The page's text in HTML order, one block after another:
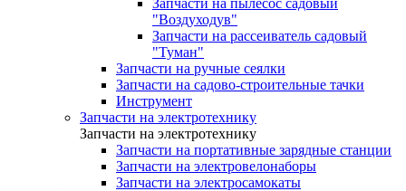
Запчасти на пылесос садовый
"Воздуходув"
Запчасти на рассеиватель садовый
"Туман"
Запчасти на ручные сеялки
Запчасти на садово-строительные тачки
Инструмент
Запчасти на электротехнику
Запчасти на электротехнику
Запчасти на портативные зарядные станции
Запчасти на электровелонаборы
Запчасти на электросамокаты